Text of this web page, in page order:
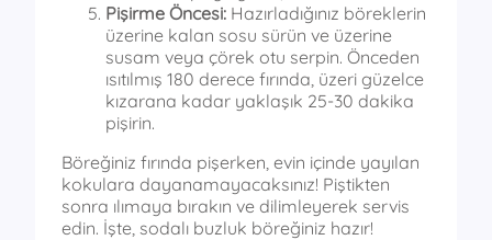
Pişirme Öncesi: Hazırladığınız böreklerin
üzerine kalan sosu sürün ve üzerine
susam veya çörek otu serpin. Önceden
ısıtılmış 180 derece fırında, üzeri güzelce
kızarana kadar yaklaşık 25-30 dakika
pişirin.
Böreğiniz fırında pişerken, evin içinde yayılan
kokulara dayanamayacaksınız! Piştikten
sonra ılımaya bırakın ve dilimleyerek servis
edin. İşte, sodalı buzluk böreğiniz hazır!